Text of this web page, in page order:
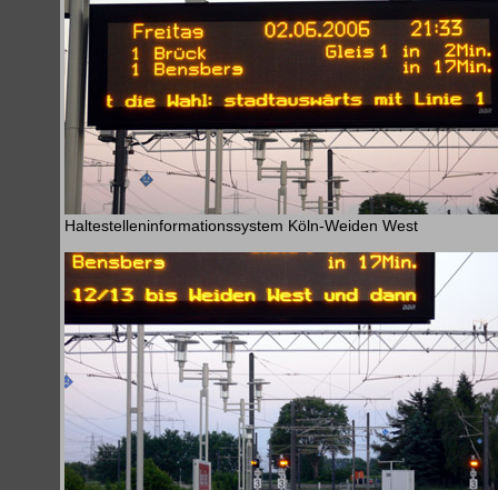
Haltestelleninformationssystem Köln-Weiden West